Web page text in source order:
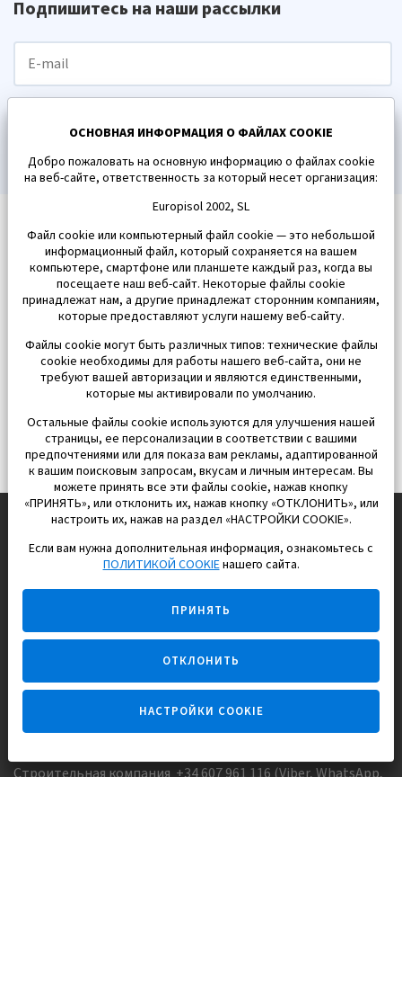
Подпишитесь на наши рассылки
ПОДПИСАТЬСЯ
EUROPISOL 2002 S.L.
Строим и продаем дома
для счастливой жизни в Испании
Задайте вопрос
Строительная компания +34 607 961 116 (Viber, WhatsApp,
ОСНОВНАЯ ИНФОРМАЦИЯ О ФАЙЛАХ COOKIE
Добро пожаловать на основную информацию о файлах cookie
на веб-сайте, ответственность за который несет организация:
Europisol 2002, SL
Файл cookie или компьютерный файл cookie — это небольшой
информационный файл, который сохраняется на вашем
компьютере, смартфоне или планшете каждый раз, когда вы
посещаете наш веб-сайт. Некоторые файлы cookie
принадлежат нам, а другие принадлежат сторонним компаниям,
которые предоставляют услуги нашему веб-сайту.
Файлы cookie могут быть различных типов: технические файлы
cookie необходимы для работы нашего веб-сайта, они не
требуют вашей авторизации и являются единственными,
которые мы активировали по умолчанию.
Остальные файлы cookie используются для улучшения нашей
страницы, ее персонализации в соответствии с вашими
предпочтениями или для показа вам рекламы, адаптированной
к вашим поисковым запросам, вкусам и личным интересам. Вы
можете принять все эти файлы cookie, нажав кнопку
«ПРИНЯТЬ», или отклонить их, нажав кнопку «ОТКЛОНИТЬ», или
настроить их, нажав на раздел «НАСТРОЙКИ COOKIE».
Если вам нужна дополнительная информация, ознакомьтесь с
ПОЛИТИКОЙ COOKIEнашего сайта.
ПРИНЯТЬ
ОТКЛОНИТЬ
НАСТРОЙКИ COOKIE